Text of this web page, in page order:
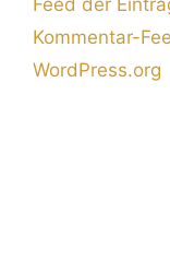
Kommentar-
WordPress.org